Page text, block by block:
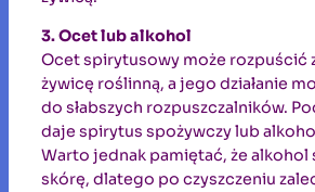
3. Ocet lub alkohol
Ocet spirytusowy może rozpuścić
żywicę roślinną, a jego działanie
do słabszych rozpuszczalników.
daje spirytus spożywczy lub
Warto jednak pamiętać, że alkohol
skórę, dlatego po czyszczeniu